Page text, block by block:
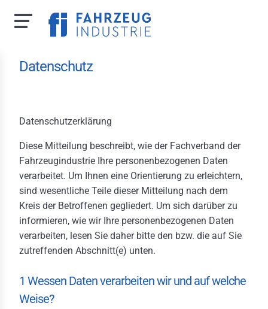
Datenschutz
Datenschutzerklärung
Diese Mitteilung beschreibt, wie der Fachverband der
Fahrzeugindustrie Ihre personenbezogenen Daten
verarbeitet. Um Ihnen eine Orientierung zu erleichtern,
sind wesentliche Teile dieser Mitteilung nach dem
Kreis der Betroffenen gegliedert. Um sich darüber zu
informieren, wie wir Ihre personenbezogenen Daten
verarbeiten, lesen Sie daher bitte den bzw. die auf Sie
zutreffenden Abschnitt(e) unten.
1 Wessen Daten verarbeiten wir und auf welche
Weise?